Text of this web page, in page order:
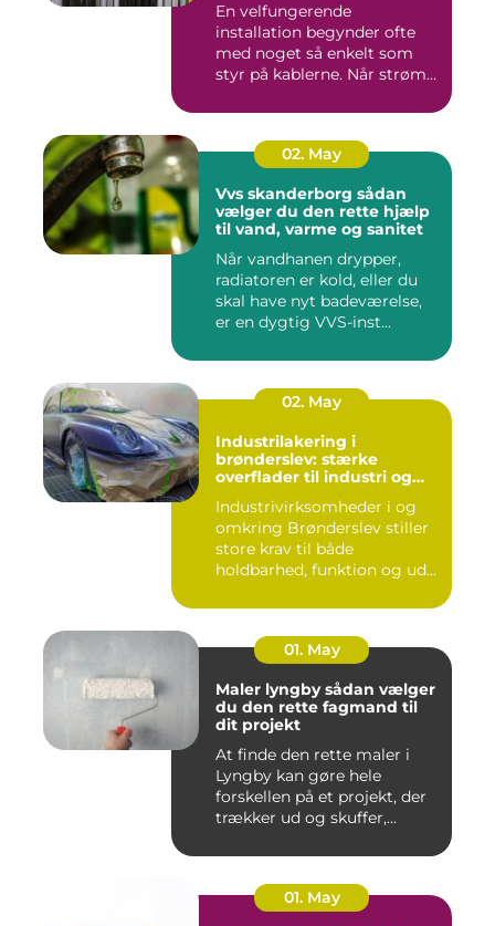
En velfungerende
installation begynder ofte
med noget så enkelt som
styr på kablerne. Når strøm-,
02. May
Vvs skanderborg sådan
vælger du den rette hjælp
til vand, varme og sanitet
Når vandhanen drypper,
radiatoren er kold, eller du
skal have nyt badeværelse,
er en dygtig VVS-inst...
02. May
Industrilakering i
brønderslev: stærke
overflader til industri og
Industrivirksomheder i og
omkring Brønderslev stiller
store krav til både
holdbarhed, funktion og ud...
01. May
Maler lyngby sådan vælger
du den rette fagmand til
dit projekt
At finde den rette maler i
Lyngby kan gøre hele
forskellen på et projekt, der
trækker ud og skuffer,...
01. May